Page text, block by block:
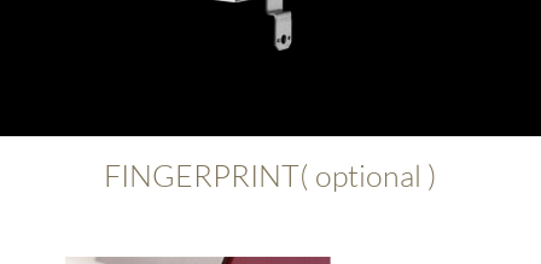
FINGERPRINT( optional )